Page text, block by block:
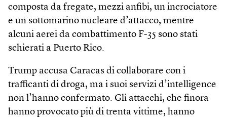
composta da fregate, mezzi anfibi, un incrociatore
e un sottomarino nucleare d’attacco, mentre
alcuni aerei da combattimento F-35 sono stati
schierati a Puerto Rico.
Trump accusa Caracas di collaborare con i
trafficanti di droga, ma i suoi servizi d’intelligence
non l’hanno confermato. Gli attacchi, che finora
hanno provocato più di trenta vittime, hanno